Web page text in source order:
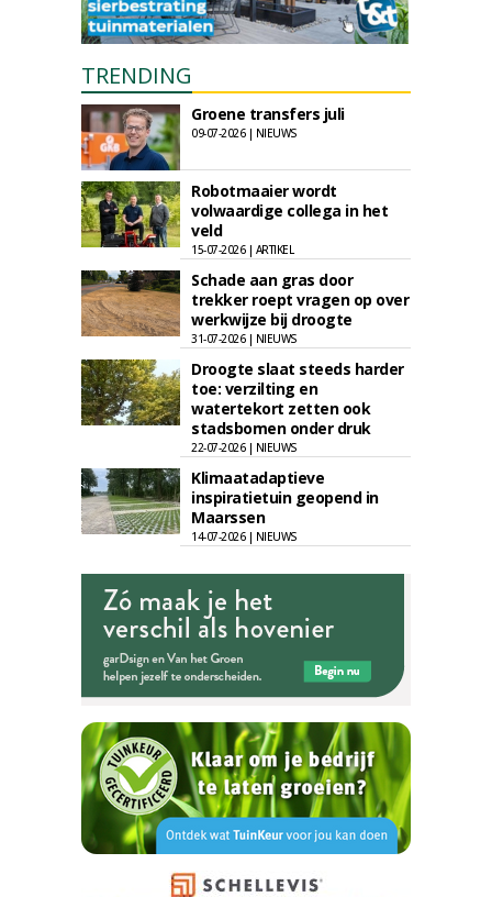
TRENDING
Groene transfers juli
09-07-2026 | NIEUWS
Robotmaaier wordt
volwaardige collega in het
veld
15-07-2026 | ARTIKEL
Schade aan gras door
trekker roept vragen op over
werkwijze bij droogte
31-07-2026 | NIEUWS
Droogte slaat steeds harder
toe: verzilting en
watertekort zetten ook
stadsbomen onder druk
22-07-2026 | NIEUWS
Klimaatadaptieve
inspiratietuin geopend in
Maarssen
14-07-2026 | NIEUWS